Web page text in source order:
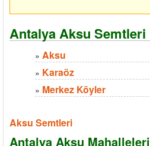
Antalya Aksu Semtleri
» Aksu
» Karaöz
» Merkez Köyler
Aksu Semtleri
Antalya Aksu Mahalleleri